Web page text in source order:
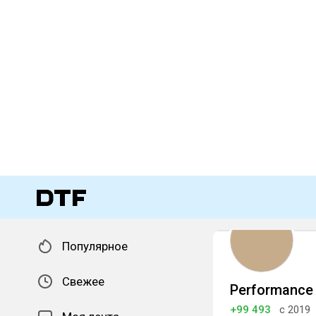
Популярное
Свежее
+99 493
с 2019